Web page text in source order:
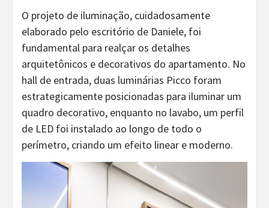
O projeto de iluminação, cuidadosamente
elaborado pelo escritório de Daniele, foi
fundamental para realçar os detalhes
arquitetônicos e decorativos do apartamento. No
hall de entrada, duas luminárias Picco foram
estrategicamente posicionadas para iluminar um
quadro decorativo, enquanto no lavabo, um perfil
de LED foi instalado ao longo de todo o
perímetro, criando um efeito linear e moderno.